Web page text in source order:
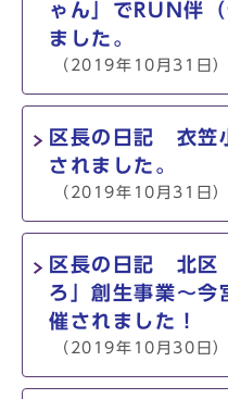
ゃん」でRUN伴
ました。
（2019年10月31日）
区長の日記 衣笠
されました。
（2019年10月31日）
区長の日記 北区
ろ」創生事業～今
催されました！
（2019年10月30日）